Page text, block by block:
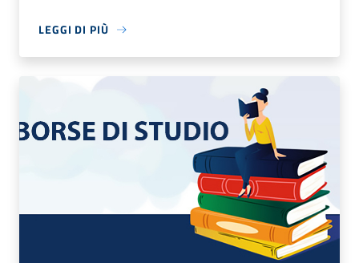
LEGGI DI PIÙ